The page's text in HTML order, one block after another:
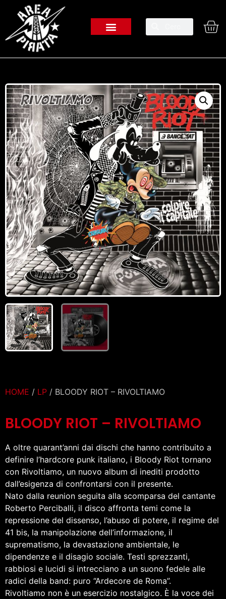
HOME / LP / BLOODY RIOT – RIVOLTIAMO
BLOODY RIOT – RIVOLTIAMO
A oltre quarant’anni dai dischi che hanno contribuito a
definire l’hardcore punk italiano, i Bloody Riot tornano
con Rivoltiamo, un nuovo album di inediti prodotto
dall’esigenza di confrontarsi con il presente.
Nato dalla reunion seguita alla scomparsa del cantante
Roberto Perciballi, il disco affronta temi come la
repressione del dissenso, l’abuso di potere, il regime del
41 bis, la manipolazione dell’informazione, il
suprematismo, la devastazione ambientale, le
dipendenze e il disagio sociale. Testi sprezzanti,
rabbiosi e lucidi si intrecciano a un suono fedele alle
radici della band: puro “Ardecore de Roma”.
Rivoltiamo non è un esercizio nostalgico. È la voce dei